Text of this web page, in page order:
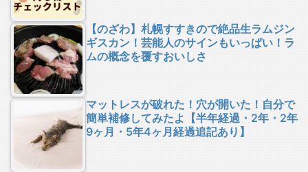
【のざわ】札幌すすきので絶品生ラムジン
ギスカン！芸能人のサインもいっぱい！ラ
ムの概念を覆すおいしさ
マットレスが破れた！穴が開いた！自分で
簡単補修してみたよ【半年経過・2年・2年
9ヶ月・5年4ヶ月経過追記あり】